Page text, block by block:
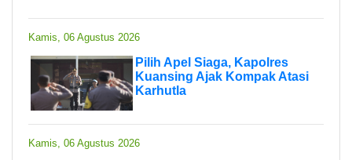
Kamis, 06 Agustus 2026
Pilih Apel Siaga, Kapolres
Kuansing Ajak Kompak Atasi
Karhutla
Kamis, 06 Agustus 2026